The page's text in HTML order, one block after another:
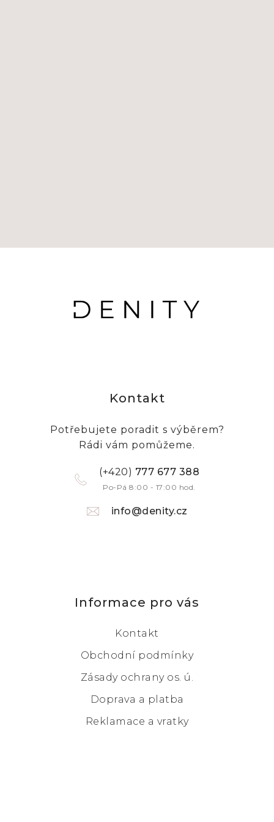
Kontakt
Potřebujete poradit s výběrem?
Rádi vám pomůžeme.
(+420) 777 677 388
Po-Pá 8:00 - 17:00 hod.
info@denity.cz
Informace pro vás
Kontakt
Obchodní podmínky
Zásady ochrany os. ú.
Doprava a platba
Reklamace a vratky